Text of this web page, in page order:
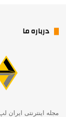
درباره ما
مجله اینترنتی ایران